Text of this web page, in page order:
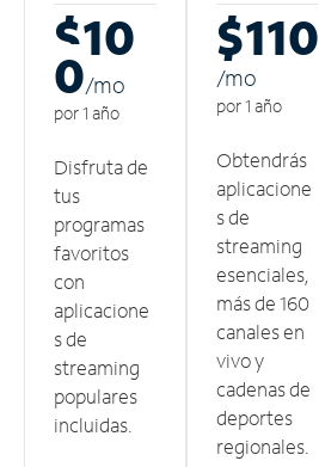
$10
0/mo
por 1 año
Disfruta de
tus
programas
favoritos
con
aplicacione
s de
streaming
populares
incluidas.
$110
/mo
por 1 año
Obtendrás
aplicacione
s de
streaming
esenciales,
más de 160
canales en
vivo y
cadenas de
deportes
regionales.